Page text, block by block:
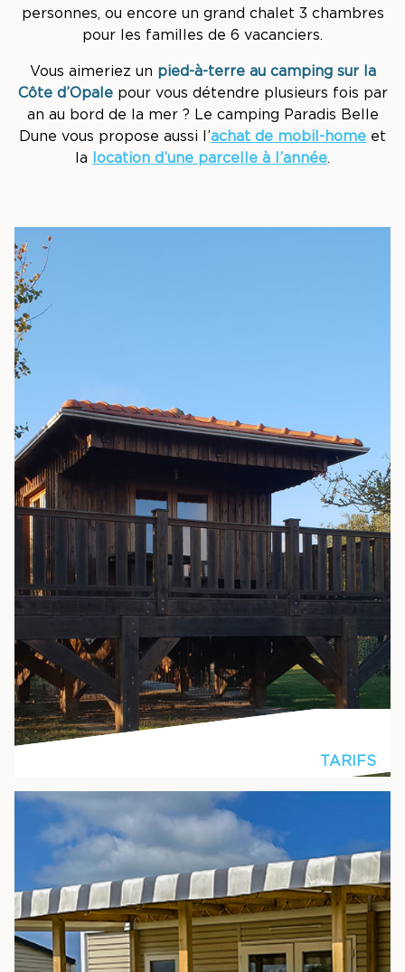
personnes, ou encore un grand chalet 3 chambres
pour les familles de 6 vacanciers.
Vous aimeriez un pied-à-terre au camping sur la
Côte d’Opalepour vous détendre plusieurs fois par
an au bord de la mer ? Le camping Paradis Belle
Dune vous propose aussi l’achat de mobil-home et
la
location d’une parcelle à l’année.
TARIFS